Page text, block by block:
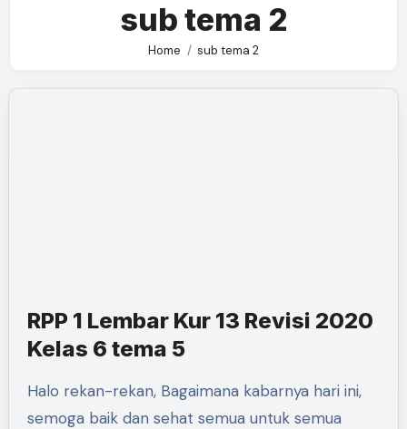
sub tema 2
Home sub tema 2
RPP 1 Lembar Kur 13 Revisi 2020
Kelas 6 tema 5
Halo rekan-rekan, Bagaimana kabarnya hari ini,
semoga baik dan sehat semua untuk semua